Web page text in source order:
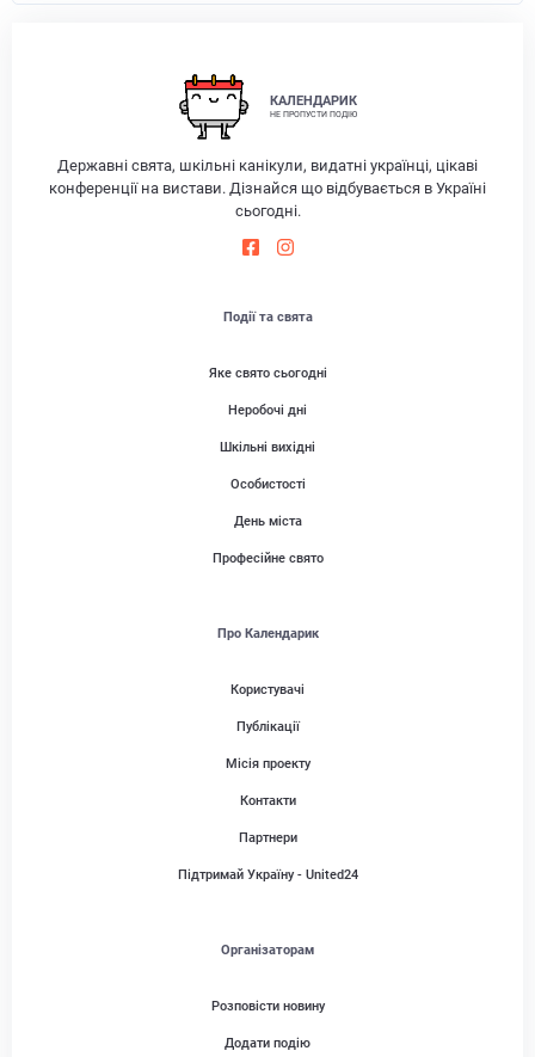
КАЛЕНДАРИК
НЕ ПРОПУСТИ ПОДІЮ
Державні свята, шкільні канікули, видатні українці, цікаві
конференції на вистави. Дізнайся що відбувається в Україні
сьогодні.
Події та свята
Яке свято сьогодні
Неробочі дні
Шкільні вихідні
Особистості
День міста
Професійне свято
Про Календарик
Користувачі
Публікації
Місія проекту
Контакти
Партнери
Підтримай Україну - United24
Організаторам
Розповісти новину
Додати подію